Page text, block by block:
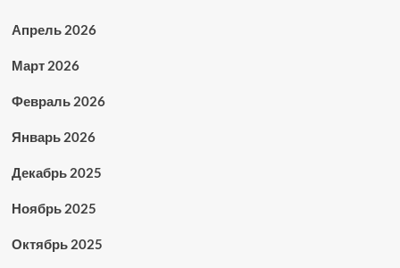
Апрель 2026
Март 2026
Февраль 2026
Январь 2026
Декабрь 2025
Ноябрь 2025
Октябрь 2025